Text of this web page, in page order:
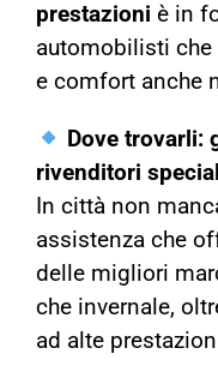
prestazioni è in
automobilisti che
e comfort anche
Dove trovarli:
rivenditori
In città non
assistenza che
delle migliori
che invernale,
ad alte